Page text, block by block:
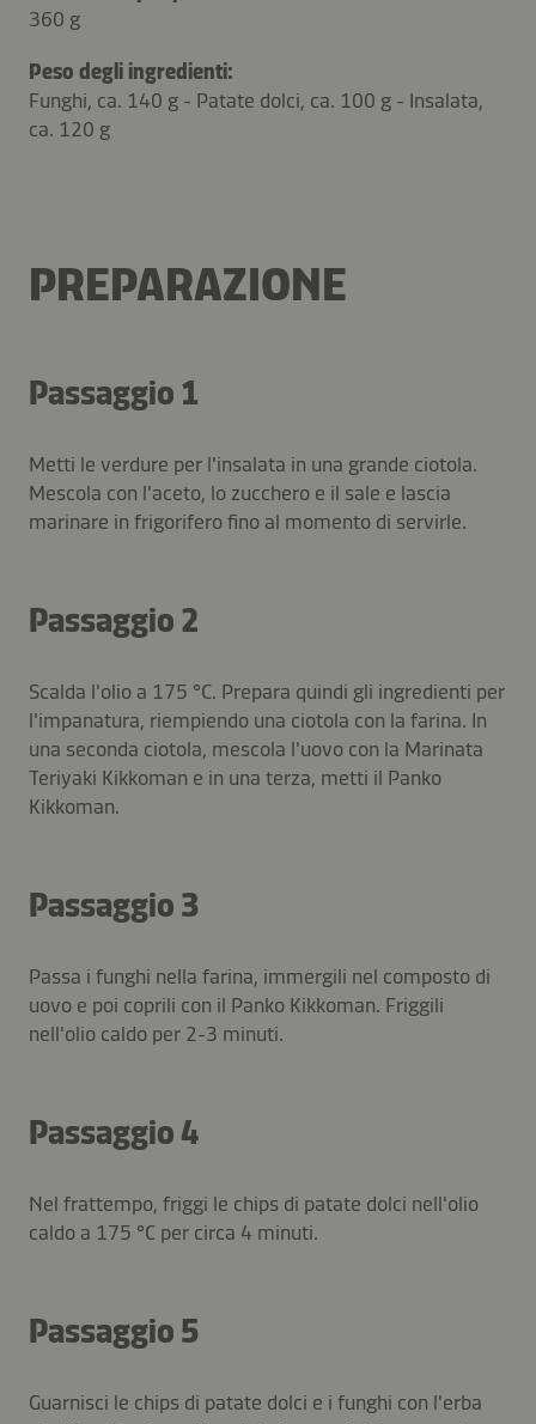
360 g
Peso degli ingredienti:
Funghi, ca. 140 g - Patate dolci, ca. 100 g - Insalata,
ca. 120 g
PREPARAZIONE
Passaggio 1
Metti le verdure per l'insalata in una grande ciotola.
Mescola con l'aceto, lo zucchero e il sale e lascia
marinare in frigorifero fino al momento di servirle.
Passaggio 2
Scalda l'olio a 175 °C. Prepara quindi gli ingredienti per
l'impanatura, riempiendo una ciotola con la farina. In
una seconda ciotola, mescola l'uovo con la Marinata
Teriyaki Kikkoman e in una terza, metti il Panko
Kikkoman.
Passaggio 3
Passa i funghi nella farina, immergili nel composto di
uovo e poi coprili con il Panko Kikkoman. Friggili
nell'olio caldo per 2-3 minuti.
Passaggio 4
Nel frattempo, friggi le chips di patate dolci nell'olio
caldo a 175 °C per circa 4 minuti.
Passaggio 5
Guarnisci le chips di patate dolci e i funghi con l'erba